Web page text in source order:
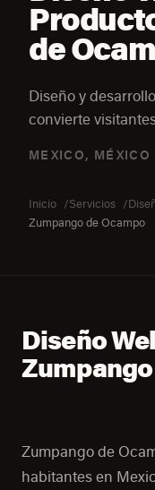
de
Diseño y
convierte
MEXICO, MÉXICO
Inicio Servicios
Zumpango de Ocampo
Diseño
Zumpango de
habitantes en